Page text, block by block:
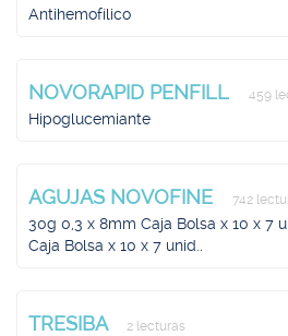
Antihemofílico
NOVORAPID PENFILL 459
Hipoglucemiante
AGUJAS NOVOFINE 742
30g 0,3 x 8mm Caja Bolsa x 10 x 7
Caja Bolsa x 10 x 7 unid..
TRESIBA 2 lecturas